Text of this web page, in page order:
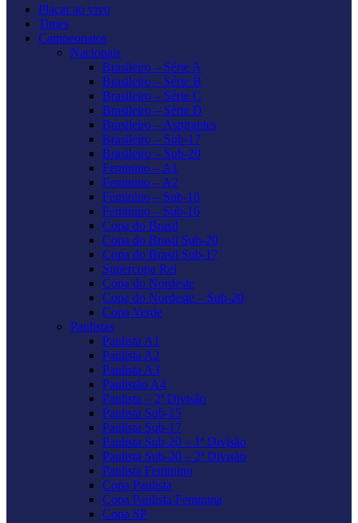
Placar ao vivo
Times
Campeonatos
Nacionais
Brasileiro – Série A
Brasileiro – Série B
Brasileiro – Série C
Brasileiro – Série D
Brasileiro – Aspirantes
Brasileiro – Sub-17
Brasileiro – Sub-20
Feminino – A1
Feminino – A2
Feminino – Sub-18
Feminino – Sub-16
Copa do Brasil
Copa do Brasil Sub-20
Copa do Brasil Sub-17
Supercopa Rei
Copa do Nordeste
Copa do Nordeste – Sub-20
Copa Verde
Paulistas
Paulista A1
Paulista A2
Paulista A3
Paulistão A4
Paulista – 2ª Divisão
Paulista Sub-15
Paulista Sub-17
Paulista Sub-20 – 1ª Divisão
Paulista Sub-20 – 2ª Divisão
Paulista Feminino
Copa Paulista
Copa Paulista Feminina
Copa SP